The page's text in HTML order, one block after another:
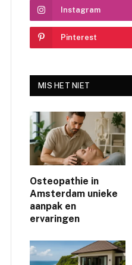
Instagram
Pinterest
MIS HET NIET
Osteopathie in
Amsterdam unieke
aanpak en
ervaringen